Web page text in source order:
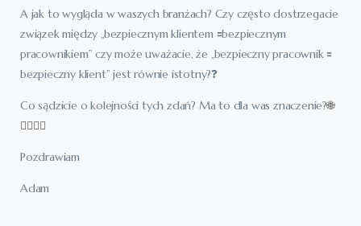
A jak to wygląda w waszych branżach? Czy często dostrzegacie
związek między „bezpiecznym klientem 🟰bezpiecznym
pracownikiem” czy może uważacie, że „bezpieczny pracownik 🟰
bezpieczny klient” jest równie istotny?❓
Co sądzicie o kolejności tych zdań? Ma to dla was znaczenie?🌐
👩‍⚕️👨‍⚕️
Pozdrawiam
Adam